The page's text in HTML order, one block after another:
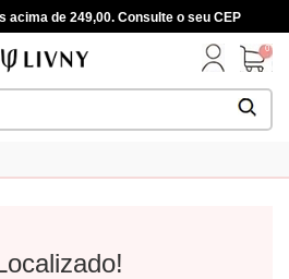
acima de 249,00. Consulte o seu CEP
0